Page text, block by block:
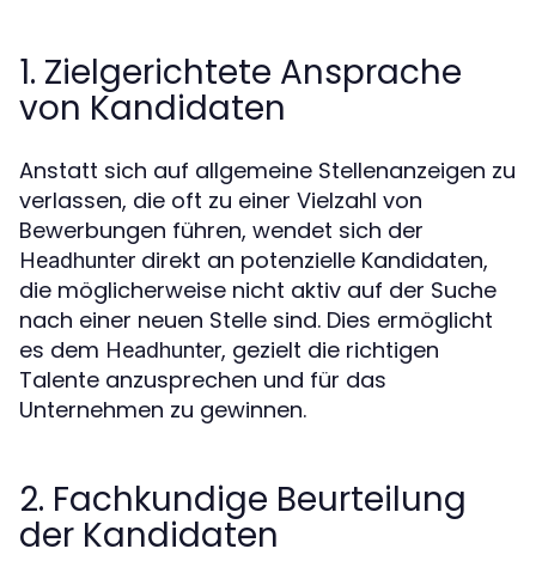
1. Zielgerichtete Ansprache
von Kandidaten
Anstatt sich auf allgemeine Stellenanzeigen zu
verlassen, die oft zu einer Vielzahl von
Bewerbungen führen, wendet sich der
Headhunter direkt an potenzielle Kandidaten,
die möglicherweise nicht aktiv auf der Suche
nach einer neuen Stelle sind. Dies ermöglicht
es dem Headhunter, gezielt die richtigen
Talente anzusprechen und für das
Unternehmen zu gewinnen.
2. Fachkundige Beurteilung
der Kandidaten